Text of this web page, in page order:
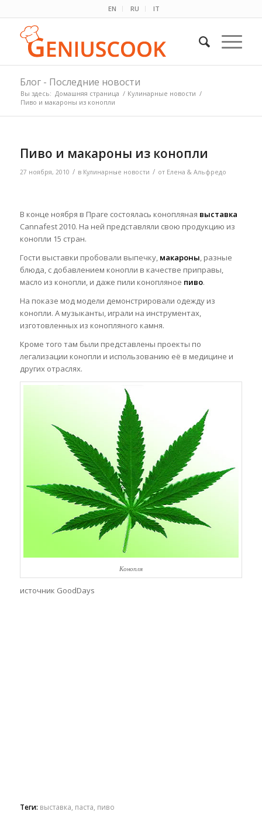
EN RU IT
Блог - Последние новости
Вы здесь: Домашняя страница / Кулинарные новости /
Пиво и макароны из конопли
Пиво и макароны из конопли
27 ноября, 2010 / в Кулинарные новости / от Елена & Альфредо
В конце ноября в Праге состоялась конопляная выставка
Cannafest 2010. На ней представляли свою продукцию из
конопли 15 стран.
Гости выставки пробовали выпечку, макароны, разные
блюда, с добавлением конопли в качестве приправы,
масло из конопли, и даже пили конопляное пиво.
На показе мод модели демонстрировали одежду из
конопли. А музыканты, играли на инструментах,
изготовленных из конопляного камня.
Кроме того там были представлены проекты по
легализации конопли и использованию её в медицине и
других отраслях.
Конопля
источник GoodDays
Теги: выставка, паста, пиво